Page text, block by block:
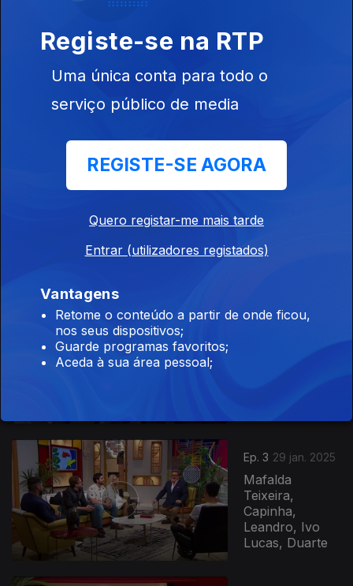
Ep. 6
Lagarto, FF,
Ep. 5
Gisela João,
Ines Gutierrez,
Carlos D
´Almeida
Ep. 4 05 fev. 2025
Ep. 3 29 jan. 2025
Mafalda
Teixeira,
Capinha,
Leandro, Ivo
Lucas, Duarte
826268
Registe-se na RTP
Uma única conta para todo o
serviço público de media
REGISTE-SE AGORA
Quero registar-me mais tarde
Entrar (utilizadores registados)
Vantagens
Retome o conteúdo a partir de onde ficou,
nos seus dispositivos;
Guarde programas favoritos;
Aceda à sua área pessoal;